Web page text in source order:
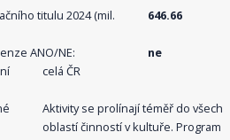
titulu 2024 (mil.
646.66
ANO/NE:
ne
celá ČR
Aktivity se prolínají téměř do všech
oblastí činností v kultuře. Program